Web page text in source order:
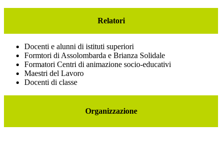
Relatori
Docenti e alunni di istituti superiori
Formtori di Assolombarda e Brianza Solidale
Formatori Centri di animazione socio-educativi
Maestri del Lavoro
Docenti di classe
Organizzazione